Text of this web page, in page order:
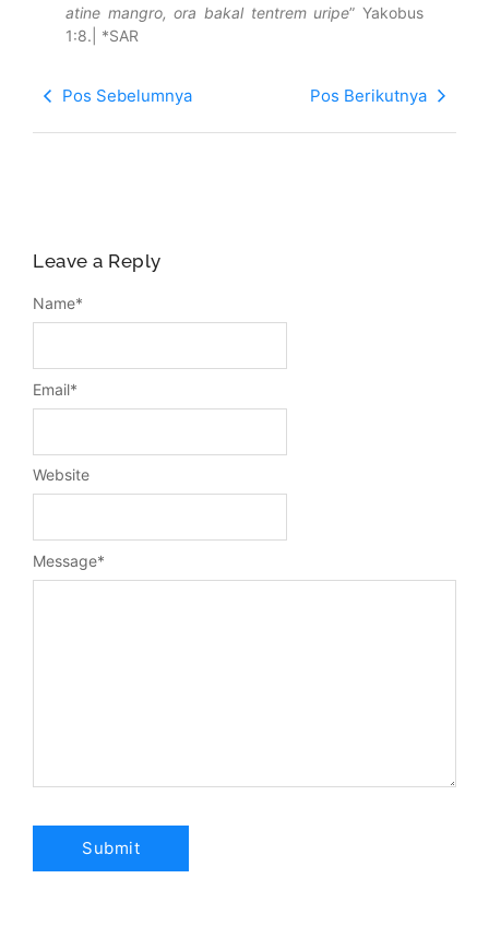
atine mangro, ora bakal tentrem uripe” Yakobus
1:8.| *SAR
Pos Sebelumnya Pos Berikutnya
Leave a Reply
Message*
Name*
Email*
Website